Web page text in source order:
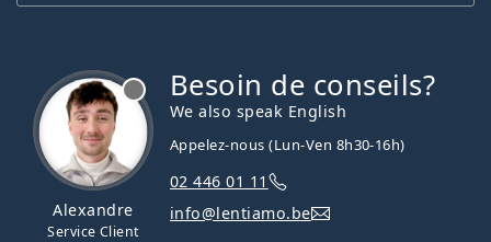
Alexandre
Service Client
Besoin de conseils?
We also speak English
Appelez-nous (Lun-Ven 8h30-16h)
02 446 01 11
info@lentiamo.be